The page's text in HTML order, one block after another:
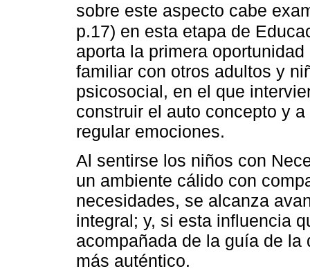
sobre este aspecto cabe
p.17) en esta etapa de
aporta la primera
familiar con otros adultos y
psicosocial, en el que
construir el auto concepto y
regular emociones.
Al sentirse los niños con
un ambiente cálido con
necesidades, se alcanza
integral; y, si esta influencia
acompañada de la guía de
más auténtico.